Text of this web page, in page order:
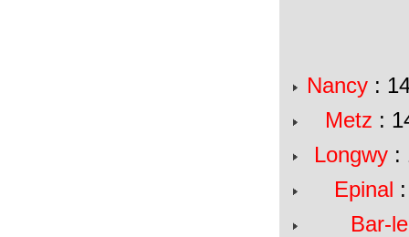
Nancy:
Metz :
Longwy:
Epinal
Bar-